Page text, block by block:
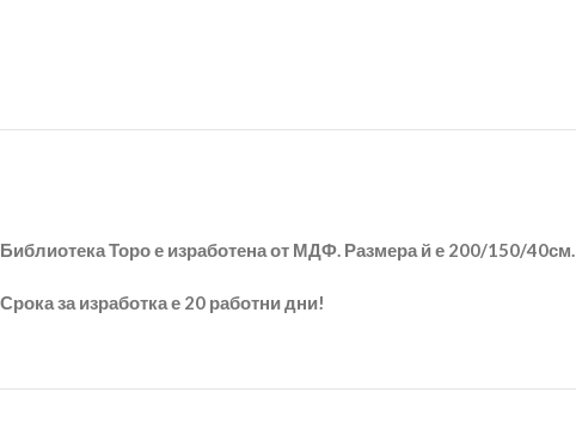
Библиотека Торо е изработена от МДФ. Размера й е 200/150/40см.
Срока за изработка е 20 работни дни!